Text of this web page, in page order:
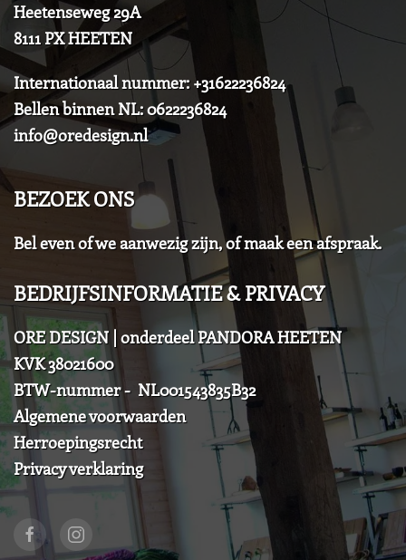
Heetenseweg 29A
8111 PX HEETEN
Internationaal nummer: +31622236824
Bellen binnen NL: 0622236824
info@oredesign.nl
BEZOEK ONS
Bel even of we aanwezig zijn, of maak een afspraak.
BEDRIJFSINFORMATIE & PRIVACY
ORE DESIGN | onderdeel PANDORA HEETEN
KVK 38021600
BTW-nummer - NL001543835B32
Algemene voorwaarden
Herroepingsrecht
Privacy verklaring